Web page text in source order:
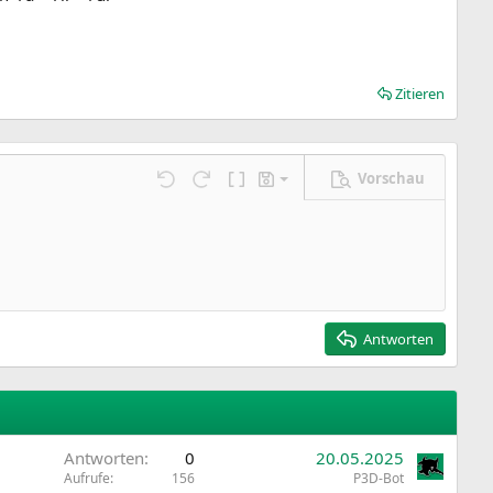
Zitieren
Rückgängig
Wiederholen
BBCode umschalten
Entwürfe
Entwurf speichern
Vorschau
Antworten
Antworten 0
Aufrufe 156
20.05.2025
P3D-Bot